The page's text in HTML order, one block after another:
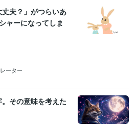
ビュー 看護師のキャリアインタビュー
ココナラプラチナランク達成
年
ツール
年Word:10年
年
Canva:4年
freee:2年
丈夫？」がつらいあ
ャーになってしま
ーター
その意味を考えた